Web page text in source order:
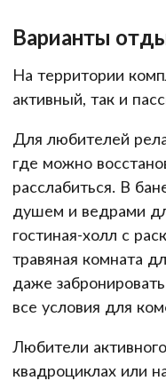
Варианты
На территории
активный, так и
Для любителей
где можно
расслабиться. В
душем и ведрами
гостиная-холл с
травяная комната
даже
все условия для
Любители
квадроциклах или